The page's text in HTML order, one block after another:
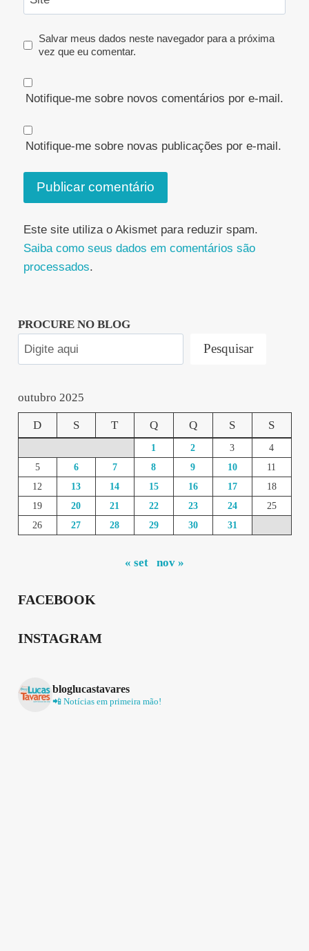
Salvar meus dados neste navegador para a próxima
vez que eu comentar.
Notifique-me sobre novos comentários por e-mail.
Notifique-me sobre novas publicações por e-mail.
Este site utiliza o Akismet para reduzir spam.
Saiba como seus dados em comentários são
processados.
PROCURE NO BLOG
Pesquisar
outubro 2025
D S T Q Q S S
1 2 3
4
5
6 7 8 9 10
11
12
13 14 15 16 17
18
19
20 21 22 23 24
25
26
27 28 29 30 31
« set nov »
FACEBOOK
INSTAGRAM
bloglucastavares
📲 Notícias em primeira mão!